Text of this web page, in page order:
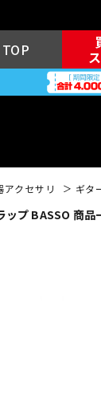
TOP
ー
アクセサリ ギタ
ップ BASSO 商品